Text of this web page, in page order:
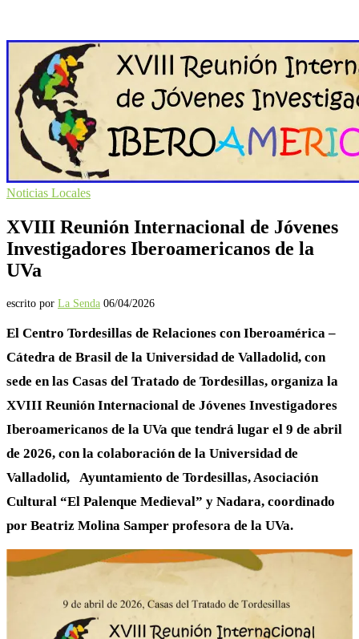
Noticias Locales
XVIII Reunión Internacional de Jóvenes
Investigadores Iberoamericanos de la
UVa
escrito por La Senda 06/04/2026
El Centro Tordesillas de Relaciones con Iberoamérica –
Cátedra de Brasil de la Universidad de Valladolid, con
sede en las Casas del Tratado de Tordesillas, organiza la
XVIII Reunión Internacional de Jóvenes Investigadores
Iberoamericanos de la UVa que tendrá lugar el 9 de abril
de 2026, con la colaboración de la Universidad de
Valladolid, Ayuntamiento de Tordesillas, Asociación
Cultural “El Palenque Medieval” y Nadara, coordinado
por Beatriz Molina Samper profesora de la UVa.